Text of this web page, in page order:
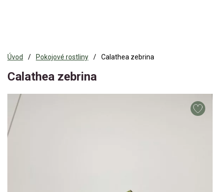
Úvod Pokojové rostliny Calathea zebrina
Calathea zebrina